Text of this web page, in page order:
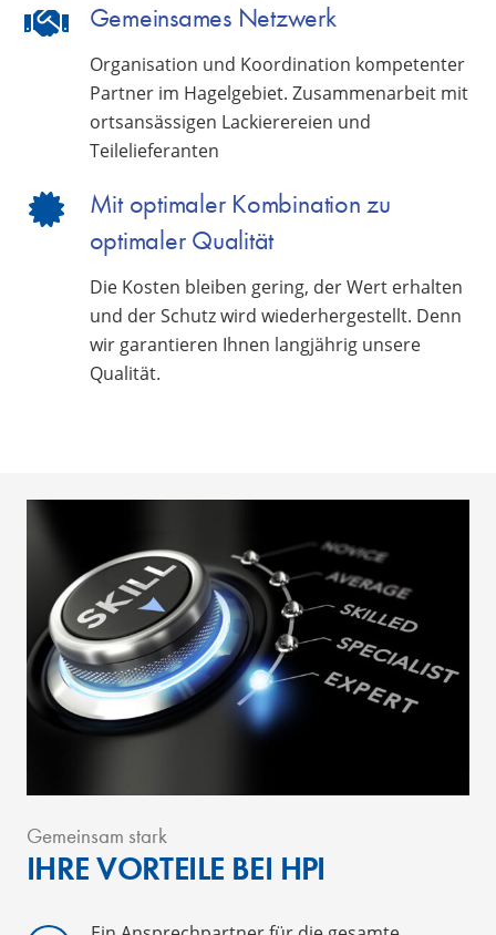
Gemeinsames Netzwerk
Organisation und Koordination kompetenter
Partner im Hagelgebiet. Zusammenarbeit mit
ortsansässigen Lackierereien und
Teilelieferanten
Mit optimaler Kombination zu
optimaler Qualität
Die Kosten bleiben gering, der Wert erhalten
und der Schutz wird wiederhergestellt. Denn
wir garantieren Ihnen langjährig unsere
Qualität.
Gemeinsam stark
IHRE VORTEILE BEI HPI